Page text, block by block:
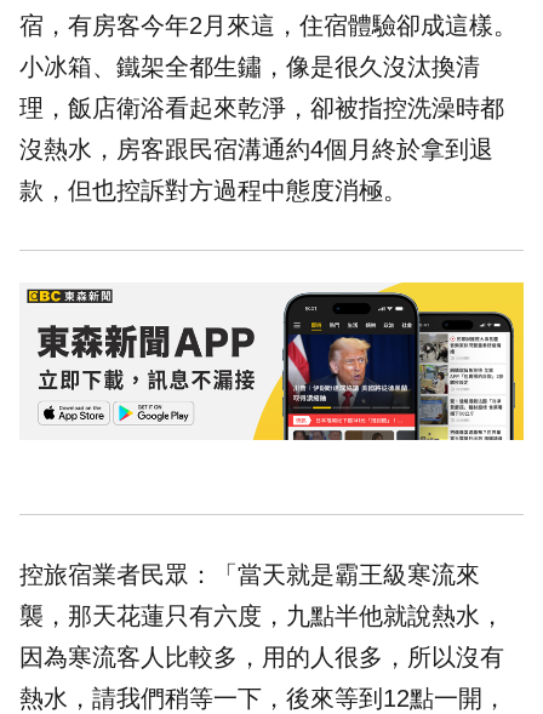
宿，有房客今年2月來這，住宿體驗卻成這樣。
小冰箱、鐵架全都生鏽，像是很久沒汰換清
理，飯店衛浴看起來乾淨，卻被指控洗澡時都
沒熱水，房客跟民宿溝通約4個月終於拿到退
款，但也控訴對方過程中態度消極。
控旅宿業者民眾：「當天就是霸王級寒流來
襲，那天花蓮只有六度，九點半他就說熱水，
因為寒流客人比較多，用的人很多，所以沒有
熱水，請我們稍等一下，後來等到12點一開，